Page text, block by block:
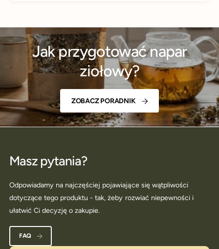
Jak przygotować napar
ziołowy?
ZOBACZ PORADNIK
Masz pytania?
Odpowiadamy na najczęściej pojawiające się wątpliwości
dotyczące tego produktu - tak, żeby rozwiać niepewności i
ułatwić Ci decyzję o zakupie.
FAQ